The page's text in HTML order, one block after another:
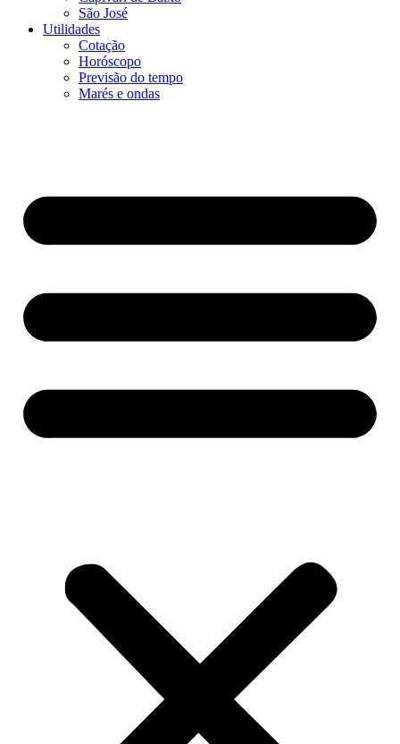
São José
Utilidades
Cotação
Horóscopo
Previsão do tempo
Marés e ondas